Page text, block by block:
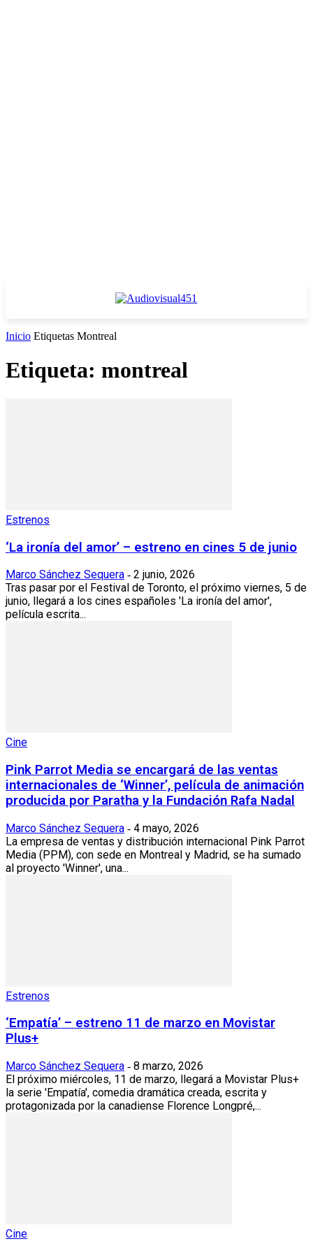
Inicio Etiquetas Montreal
Etiqueta: montreal
Estrenos
‘La ironía del amor’ – estreno en cines 5 de junio
Marco Sánchez Sequera - 2 junio, 2026
Tras pasar por el Festival de Toronto, el próximo viernes, 5 de
junio, llegará a los cines españoles 'La ironía del amor',
película escrita...
Cine
Pink Parrot Media se encargará de las ventas
internacionales de ‘Winner’, película de animación
producida por Paratha y la Fundación Rafa Nadal
Marco Sánchez Sequera - 4 mayo, 2026
La empresa de ventas y distribución internacional Pink Parrot
Media (PPM), con sede en Montreal y Madrid, se ha sumado
al proyecto 'Winner', una...
Estrenos
‘Empatía’ – estreno 11 de marzo en Movistar
Plus+
Marco Sánchez Sequera - 8 marzo, 2026
El próximo miércoles, 11 de marzo, llegará a Movistar Plus+
la serie 'Empatía', comedia dramática creada, escrita y
protagonizada por la canadiense Florence Longpré,...
Cine